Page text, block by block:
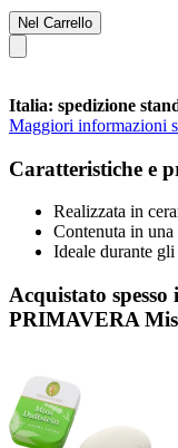
Nel Carrello
Italia: spedizione
Maggiori informazioni
Caratteristiche e
Realizzata in
Contenuta in
Ideale durante gli
Acquistato
PRIMAVERA